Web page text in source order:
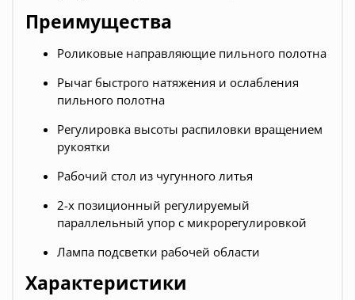
Преимущества
Роликовые направляющие пильного полотна
Рычаг быстрого натяжения и ослабления
пильного полотна
Регулировка высоты распиловки вращением
рукоятки
Рабочий стол из чугунного литья
2-х позиционный регулируемый
параллельный упор с микрорегулировкой
Лампа подсветки рабочей области
Характеристики